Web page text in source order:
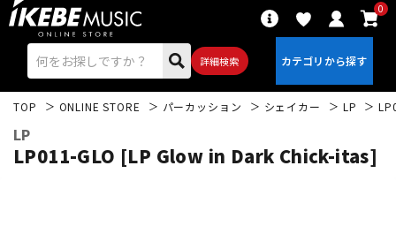
詳細検索
0
TOP ONLINE STORE パーカッション シェイカー LP
LP
LP011-GLO [LP Glow in Dark Chick-itas]